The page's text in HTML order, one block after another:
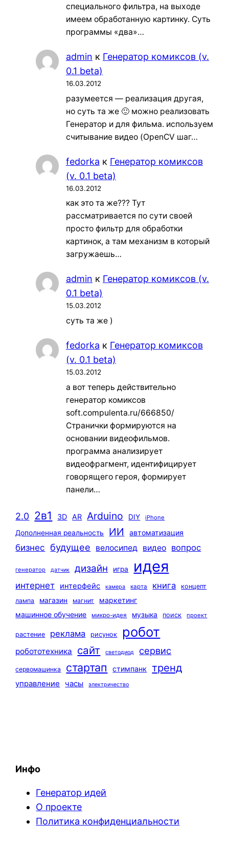
специального фильтра, на выходе
имеем обработанную картинку. Суть
программы «два»…
admin к Генератор комиксов (v.
0.1 beta)
16.03.2012
разумеется — реализация другая,
но суть та же 🙂 можно реализовать
Генератор и для фильма. используем
считывание видео (OpenCV шаг…
fedorka к Генератор комиксов
(v. 0.1 beta)
16.03.2012
как это та же??? Тут
рассматривается по сути своей
просто фильтр для обработки
картинок, а там механизм в который
загружаешь…
admin к Генератор комиксов (v.
0.1 beta)
15.03.2012
суть та же )
fedorka к Генератор комиксов
(v. 0.1 beta)
15.03.2012
а вот теперь действительно
генератор комиксов
soft.compulenta.ru/666850/
Странички формируются на
основании видеофильмов.
программа анализирует
видеофрагмент, идентифицирует
говорящего героя, формирует
панели…
2.0 2в1 3D AR Arduino DIY iPhone
Дополненная реальность ИИ автоматизация
бизнес будущее велосипед видео вопрос
генератор датчик дизайн игра идея
интернет интерфейс камера карта книга
концепт
лампа
магазин магнит
маркетинг
машинное обучение
микро-идея музыка поиск проект
растение реклама рисунок робот
робототехника сайт светодиод сервис
сервомашинка стартап стимпанк тренд
управление часы электричество
Инфо
Генератор идей
О проекте
Политика конфиденциальности